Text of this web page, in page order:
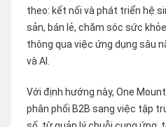
theo: kết nối và phát triển hệ
sản, bán lẻ, chăm sóc sức
thông qua việc ứng dụng sâu
và AI.
Với định hướng này, One
phân phối B2B sang việc tập